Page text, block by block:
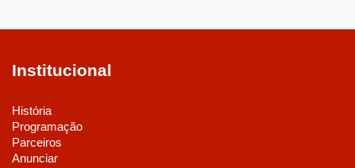
Institucional
História
Programação
Parceiros
Anunciar